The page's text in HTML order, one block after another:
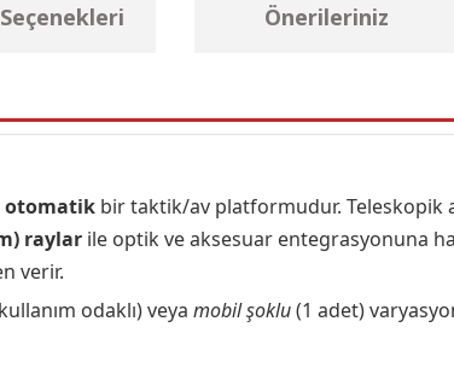
Önerileriniz
otomatik bir taktik/av platformudur. Teleskopik
raylar ile optik ve aksesuar entegrasyonuna
verir.
odaklı) veya mobil şoklu(1 adet)